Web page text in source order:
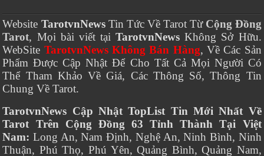
Website TarotvnNewsTin Tức Về Tarot Từ Cộng Đồng
Tarot, Mọi bài viết tạiTarotvnNews Không Sở Hữu.
WebSite TarotvnNews Không Bán Hàng, Về Các Sản
Phẩm Được Cập Nhật Để Cho Tất Cả Mọi Người Có
Thể Tham Khảo Về Giá, Các Thông Số, Thông Tin
Chung Về Tarot.
TarotvnNews Cập Nhật TopList Tin Mới Nhất Về
Tarot Trên Cộng Đồng 63 Tỉnh Thành Tại Việt
Nam: Long An, Nam Định, Nghệ An, Ninh Bình, Ninh
Thuận, Phú Thọ, Phú Yên, Quảng Bình, Quảng Nam,